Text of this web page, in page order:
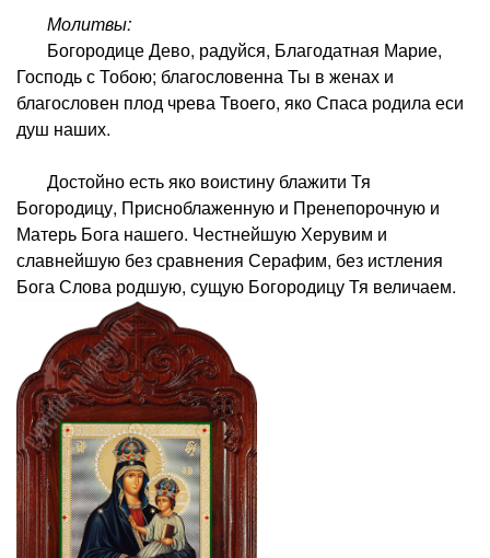
Молитвы:
Богородице Дево, радуйся, Благодатная Марие,
Господь с Тобою; благословенна Ты в женах и
благословен плод чрева Твоего, яко Спаса родила еси
душ наших.
Достойно есть яко воистину блажити Тя
Богородицу, Присноблаженную и Пренепорочную и
Матерь Бога нашего. Честнейшую Херувим и
славнейшую без сравнения Серафим, без истления
Бога Слова родшую, сущую Богородицу Тя величаем.